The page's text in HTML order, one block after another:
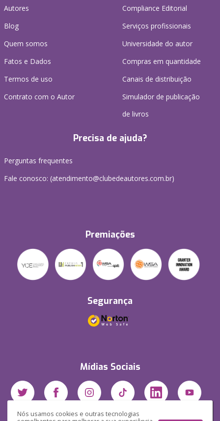
Nós usamos cookies e outras tecnologias
Autores
Blog
Quem somos
Fatos e Dados
Termos de uso
Contrato com o Autor
Compliance Editorial
Serviços profissionais
Universidade do autor
Compras em quantidade
Canais de distribuição
Simulador de publicação
de livros
Precisa de ajuda?
Perguntas frequentes
Fale conosco: (atendimento@clubedeautores.com.br)
Premiações
Segurança
Mídias Sociais